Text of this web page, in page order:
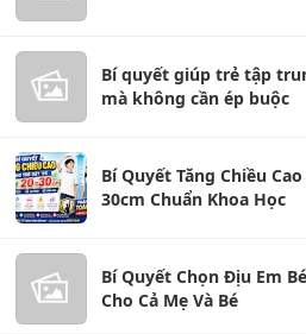
Bí quyết giúp trẻ tập
mà không cần ép buộc
Bí Quyết Tăng Chiều
30cm Chuẩn Khoa Học
Bí Quyết Chọn Địu Em
Cho Cả Mẹ Và Bé